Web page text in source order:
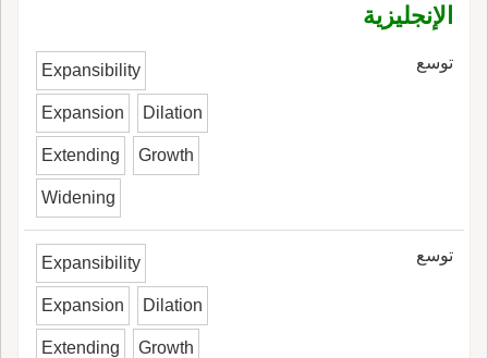
الإنجليزية
توسع Expansibility
Expansion Dilation
Extending Growth
Widening
توسع Expansibility
Expansion Dilation
Extending Growth